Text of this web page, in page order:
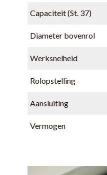
Capaciteit (St. 37)
Diameter bovenrol
Werksnelheid
Rolopstelling
Aansluiting
Vermogen